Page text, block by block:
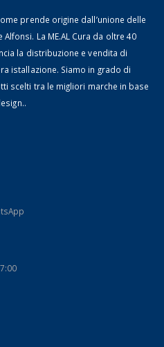
prende origine dall’unione delle
La ME.AL Cura da oltre 40
la distribuzione e vendita di
istallazione. Siamo in grado di
scelti tra le migliori marche in base